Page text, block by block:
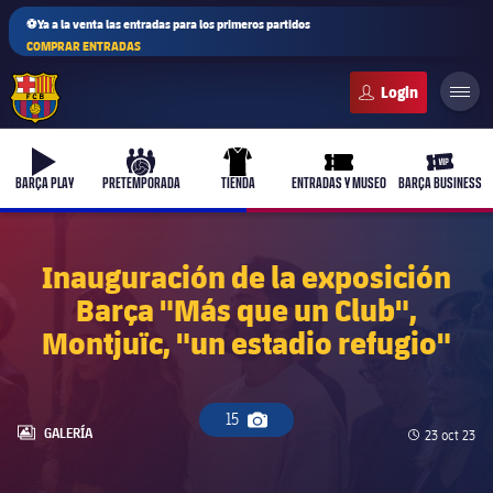
⚽Ya a la venta las entradas para los primeros partidos
COMPRAR ENTRADAS
b-play
BARÇA PLAY
culers-ball
PRETEMPORADA
uniform
TIENDA
ticket-full
ENTRADAS Y MUSEO
ticket-
BARÇA BUSINESS
PLUSICON
MÁS
Primer equipo
Inauguración de la exposición
Barça "Más que un Club",
Montjuïc, "un estadio refugio"
15
Icono de cámara
LABEL.ARIA.GALLERY
GALERÍA Fecha de
23 oct 23